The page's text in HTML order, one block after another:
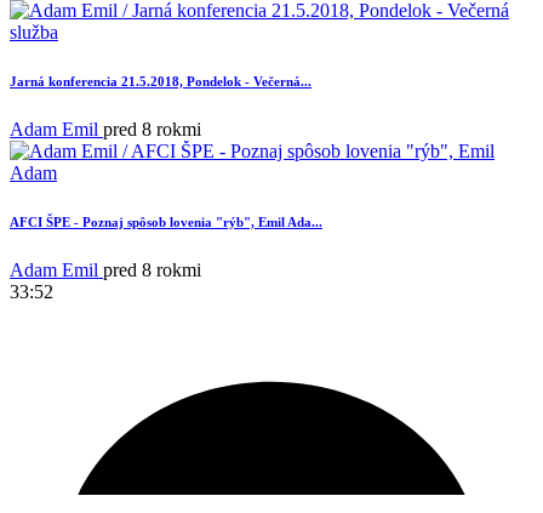
Jarná konferencia 21.5.2018, Pondelok - Večerná...
Adam Emil pred 8 rokmi
AFCI ŠPE - Poznaj spôsob lovenia "rýb", Emil Ada...
Adam Emil pred 8 rokmi
33:52